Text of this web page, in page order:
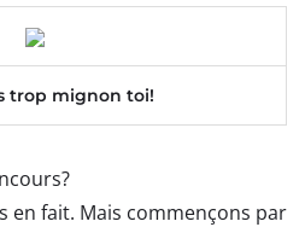
trop mignon toi!
en fait. Mais commençons par